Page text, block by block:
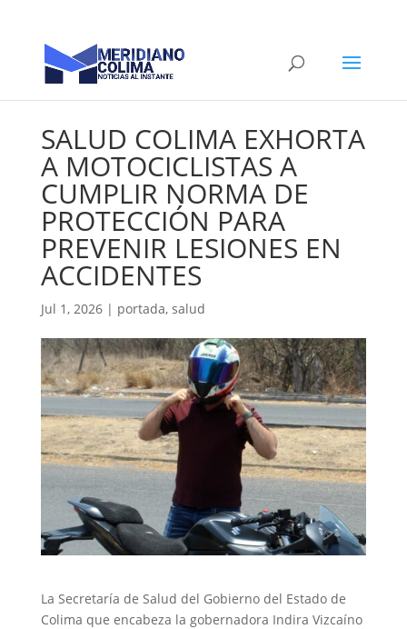
SALUD COLIMA EXHORTA
A MOTOCICLISTAS A
CUMPLIR NORMA DE
PROTECCIÓN PARA
PREVENIR LESIONES EN
ACCIDENTES
Jul 1, 2026| portada, salud
La Secretaría de Salud del Gobierno del Estado de
Colima que encabeza la gobernadora Indira Vizcaíno